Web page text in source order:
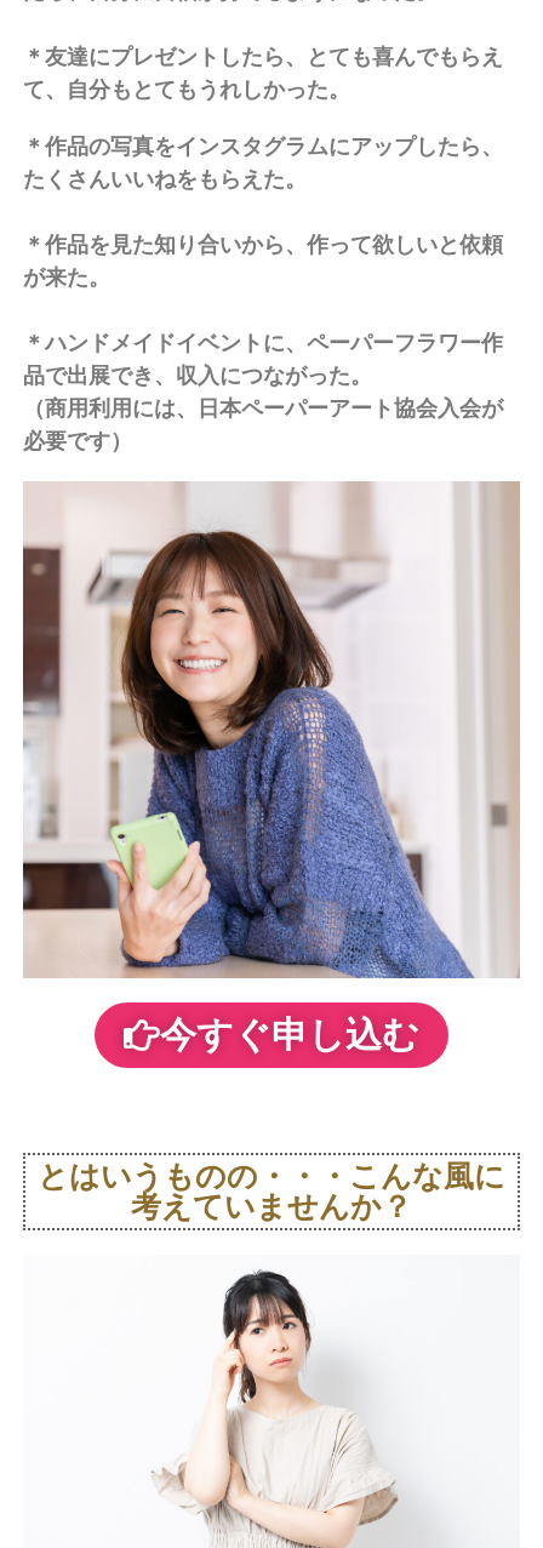
＊友達にプレゼントしたら、とても喜んでもらえ
て、自分もとてもうれしかった。
＊作品の写真をインスタグラムにアップしたら、
たくさんいいねをもらえた。
＊作品を見た知り合いから、作って欲しいと依頼
が来た。
＊ハンドメイドイベントに、ペーパーフラワー作
品で出展でき、収入につながった。
（商用利用には、日本ペーパーアート協会入会が
必要です）
今すぐ申し込む
とはいうものの・・・こんな風に
考えていませんか？